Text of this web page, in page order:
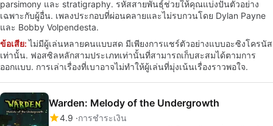
parsimony และ stratigraphy. รหัสสายพันธุ์ช่วยให้คุณแบ่งปันตัวอย่าง
เฉพาะกับผู้อื่น. เพลงประกอบที่ผ่อนคลายและไม่รบกวนโดย Dylan Payne
และ Bobby Volpendesta.
ข้อเสีย:ไม่มีผู้เล่นหลายคนแบบสด มีเพียงการแชร์ตัวอย่างแบบอะซิงโครนัส
เท่านั้น. ฟอสซิลหลักสามประเภทเท่านั้นที่สามารถเก็บสะสมได้ตามการ
ออกแบบ. การเล่าเรื่องที่เบาอาจไม่ทำให้ผู้เล่นที่มุ่งเน้นเรื่องราวพอใจ.
Warden: Melody of the Undergrowth
4.9 การชำระเงิน